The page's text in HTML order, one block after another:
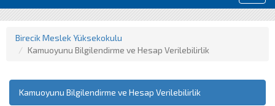
Birecik Meslek Yüksekokulu
Kamuoyunu Bilgilendirme ve Hesap Verilebilirlik
Kamuoyunu Bilgilendirme ve Hesap Verilebilirlik